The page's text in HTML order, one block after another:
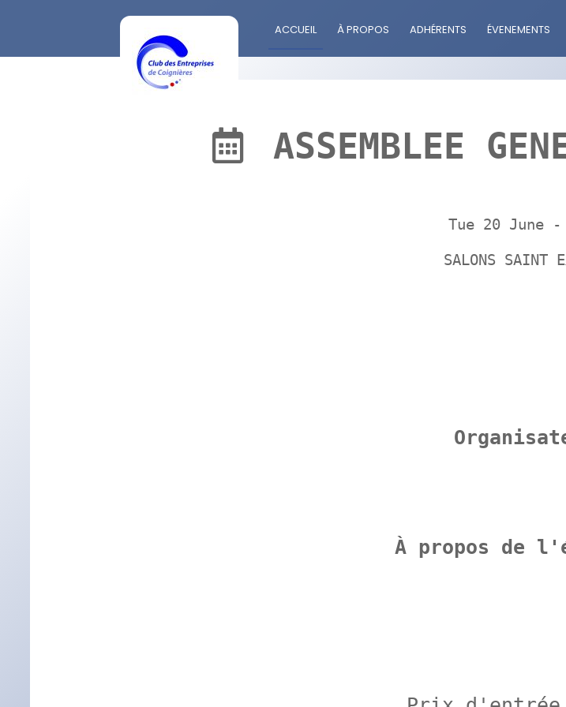
ACCUEIL À PROPOS ADHÉRENTS ÉVENEMENTS
ASSEMBLEE
Tue 20 June -
SALONS SAINT
À propos de